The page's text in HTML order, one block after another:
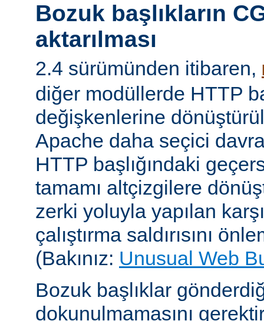
Bozuk başlıkların
aktarılması
2.4 sürümünden itibaren,
diğer modüllerde HTTP
değişkenlerine
Apache daha seçici
HTTP başlığındaki
tamamı altçizgilere
zerki yoluyla yapılan
çalıştırma saldırısını
(Bakınız: Unusual Web
Bozuk başlıklar
dokunulmamasını